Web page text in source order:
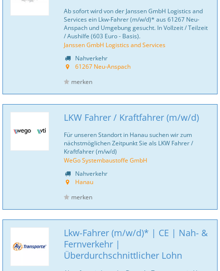
Ab sofort wird von der Janssen GmbH Logistics and
Services ein Lkw-Fahrer (m/w/d)* aus 61267 Neu-
Anspach und Umgebung gesucht. In Vollzeit / Teilzeit
/ Aushilfe (603 Euro - Basis).
Janssen GmbH Logistics and Services
Nahverkehr
61267 Neu-Anspach
merken
LKW Fahrer / Kraftfahrer (m/w/d)
Für unseren Standort in Hanau suchen wir zum
nächstmöglichen Zeitpunkt Sie als LKW Fahrer /
Kraftfahrer (m/w/d)
WeGo Systembaustoffe GmbH
Nahverkehr
Hanau
merken
Lkw-Fahrer (m/w/d)* | CE | Nah- &
Fernverkehr |
Überdurchschnittlicher Lohn